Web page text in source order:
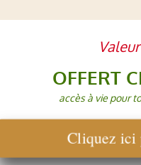
OFFERT
accès à vie pour
Cliquez